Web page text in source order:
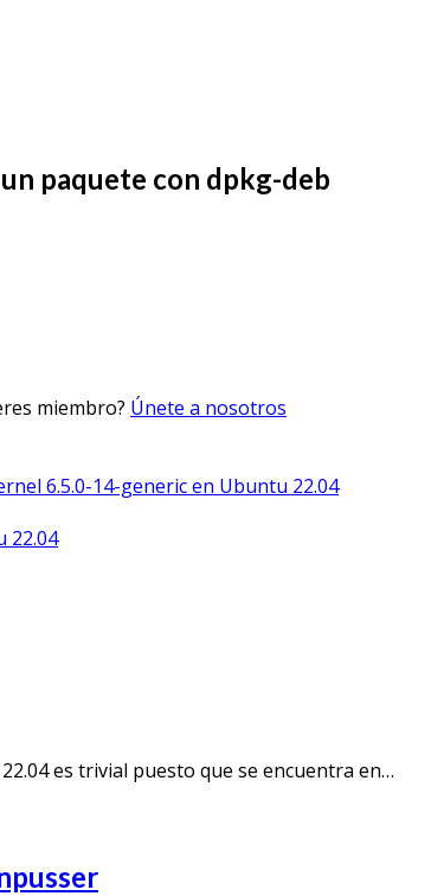
paquete con dpkg-deb
miembro? Únete a nosotros
6.5.0-14-generic en Ubuntu 22.04
22.04
es trivial puesto que se encuentra en…